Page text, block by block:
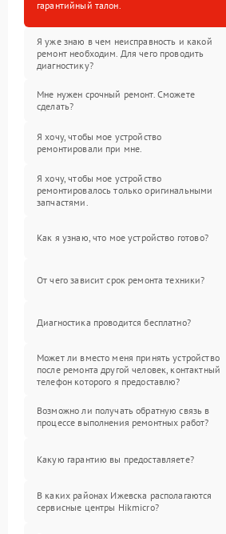
гарантийный талон.
Я уже знаю в чем неисправность и какой
ремонт необходим. Для чего проводить
диагностику?
Мне нужен срочный ремонт. Сможете
сделать?
Я хочу, чтобы мое устройство
ремонтировали при мне.
Я хочу, чтобы мое устройство
ремонтировалось только оригинальными
запчастями.
Как я узнаю, что мое устройство готово?
От чего зависит срок ремонта техники?
Диагностика проводится бесплатно?
Может ли вместо меня принять устройство
после ремонта другой человек, контактный
телефон которого я предоставлю?
Возможно ли получать обратную связь в
процессе выполнения ремонтных работ?
Какую гарантию вы предоставляете?
В каких районах Ижевска располагаются
сервисные центры Hikmicro?